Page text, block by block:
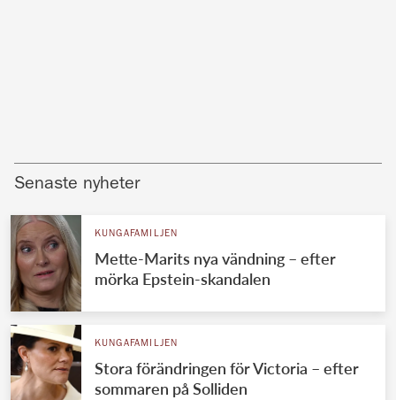
Senaste nyheter
KUNGAFAMILJEN
Mette-Marits nya vändning – efter
mörka Epstein-skandalen
KUNGAFAMILJEN
Stora förändringen för Victoria – efter
sommaren på Solliden